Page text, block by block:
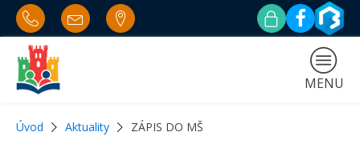
MENU
Úvod Aktuality ZÁPIS DO MŠ